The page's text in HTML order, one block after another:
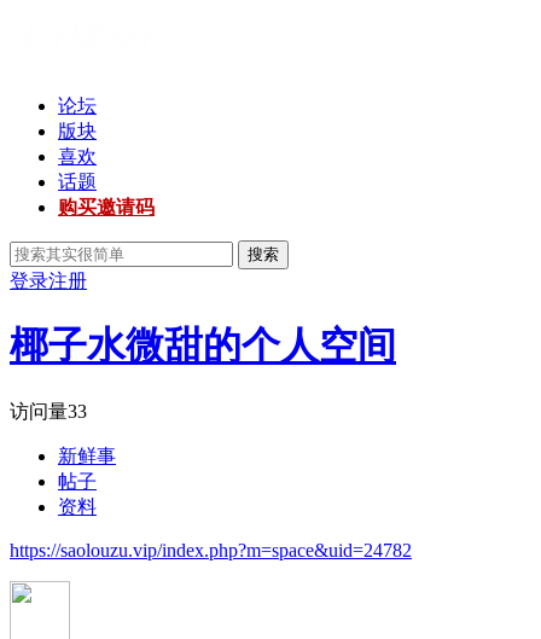
论坛
版块
喜欢
话题
购买邀请码
搜索
登录注册
椰子水微甜的个人空间
访问量33
新鲜事
帖子
资料
https://saolouzu.vip/index.php?m=space&uid=24782